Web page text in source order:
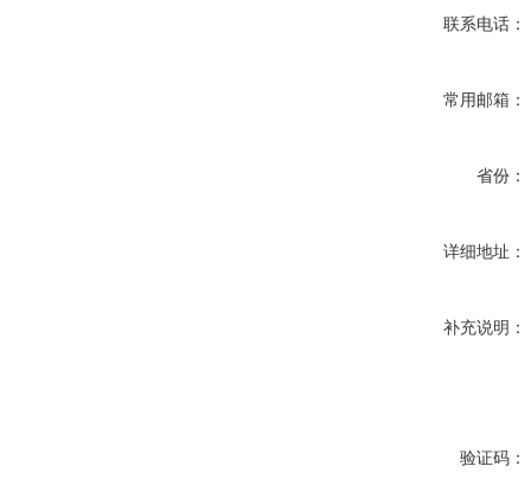
联系电话：
常用邮箱：
省份：
详细地址：
补充说明：
验证码：